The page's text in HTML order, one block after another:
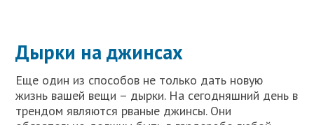
Дырки на джинсах
Еще один из способов не только дать новую
жизнь вашей вещи – дырки. На сегодняшний день в
трендом являются рваные джинсы. Они